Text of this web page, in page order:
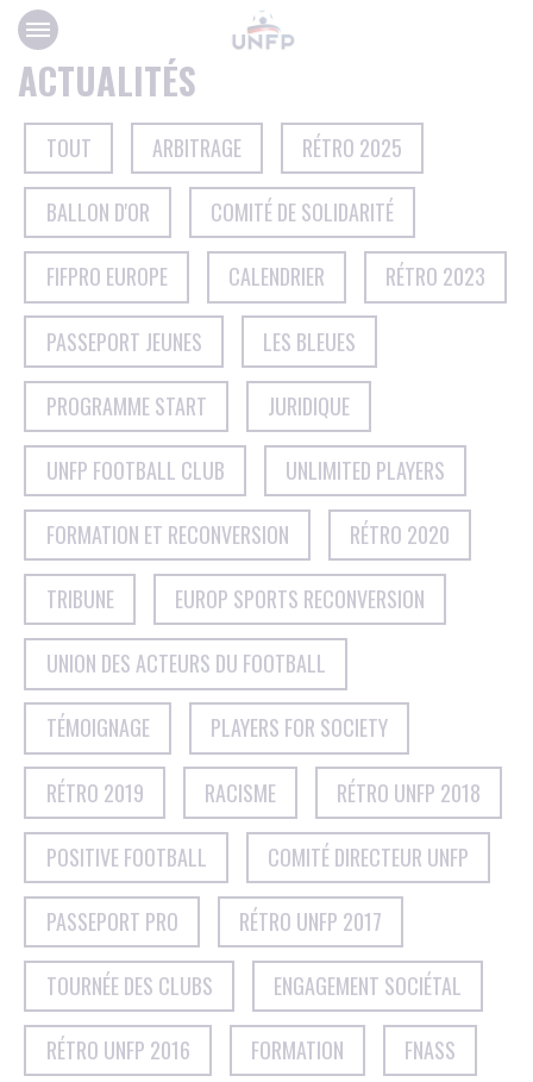
Panneau de gestion des cookies
ACTUALITÉS
TOUT ARBITRAGE RÉTRO 2025
BALLON D'OR COMITÉ DE SOLIDARITÉ
FIFPRO EUROPE CALENDRIER RÉTRO 2023
PASSEPORT JEUNES LES BLEUES
PROGRAMME START JURIDIQUE
UNFP FOOTBALL CLUB UNLIMITED PLAYERS
FORMATION ET RECONVERSION RÉTRO 2020
TRIBUNE EUROP SPORTS RECONVERSION
UNION DES ACTEURS DU FOOTBALL
TÉMOIGNAGE PLAYERS FOR SOCIETY
RÉTRO 2019 RACISME RÉTRO UNFP 2018
POSITIVE FOOTBALL COMITÉ DIRECTEUR UNFP
PASSEPORT PRO RÉTRO UNFP 2017
TOURNÉE DES CLUBS ENGAGEMENT SOCIÉTAL
RÉTRO UNFP 2016 FORMATION FNASS